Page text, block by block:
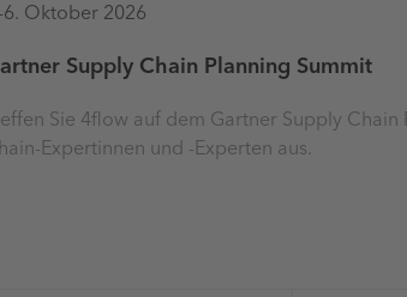
6. Oktober 2026
Supply Chain Planning Summit
Sie 4flow auf dem Gartner Supply
Expertinnen und -Experten aus.